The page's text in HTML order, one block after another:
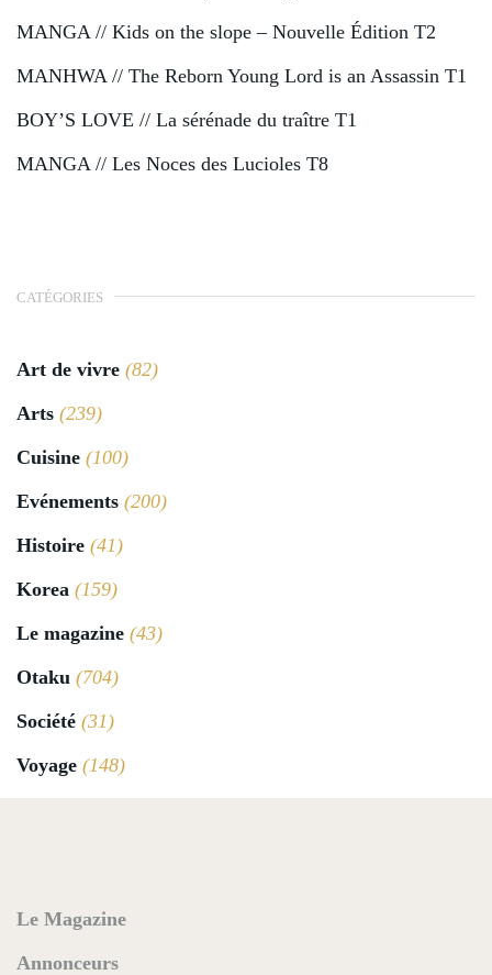
MANGA // Kids on the slope – Nouvelle Édition T2
MANHWA // The Reborn Young Lord is an Assassin T1
BOY’S LOVE // La sérénade du traître T1
MANGA // Les Noces des Lucioles T8
CATÉGORIES
Art de vivre (82)
Arts (239)
Cuisine (100)
Evénements (200)
Histoire (41)
Korea (159)
Le magazine (43)
Otaku (704)
Société (31)
Voyage (148)
Le Magazine
Annonceurs